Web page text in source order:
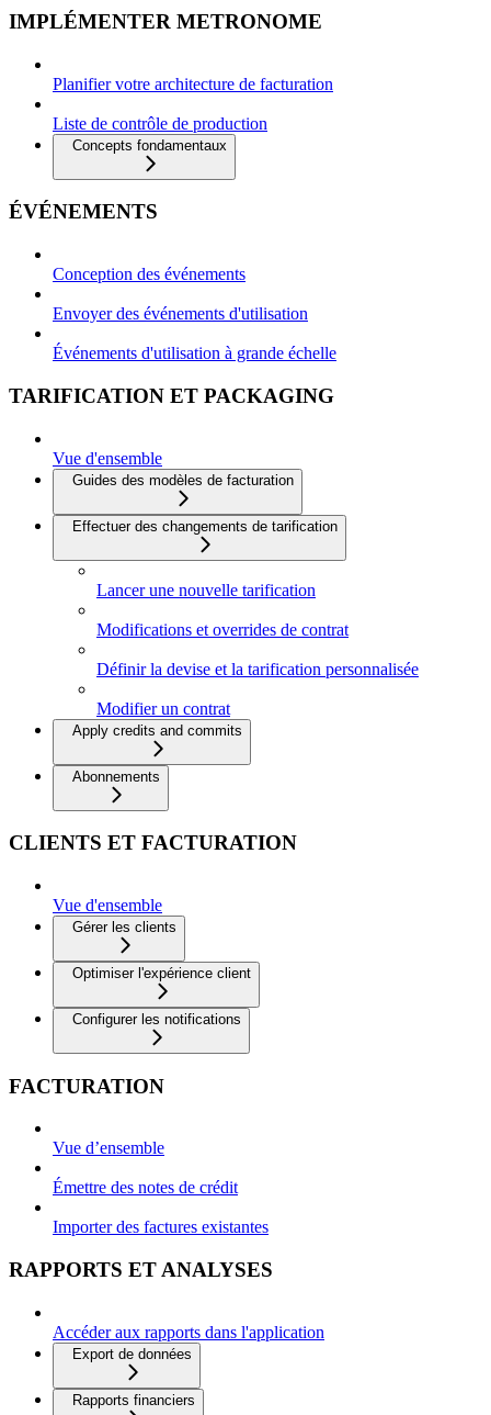
IMPLÉMENTER METRONOME
Planifier votre architecture de facturation
Liste de contrôle de production
Concepts fondamentaux
ÉVÉNEMENTS
Conception des événements
Envoyer des événements d'utilisation
Événements d'utilisation à grande échelle
TARIFICATION ET PACKAGING
Vue d'ensemble
Guides des modèles de facturation
Effectuer des changements de tarification
Lancer une nouvelle tarification
Modifications et overrides de contrat
Définir la devise et la tarification personnalisée
Modifier un contrat
Apply credits and commits
Abonnements
CLIENTS ET FACTURATION
Vue d'ensemble
Gérer les clients
Optimiser l'expérience client
Configurer les notifications
FACTURATION
Vue d’ensemble
Émettre des notes de crédit
Importer des factures existantes
RAPPORTS ET ANALYSES
Accéder aux rapports dans l'application
Export de données
Rapports financiers